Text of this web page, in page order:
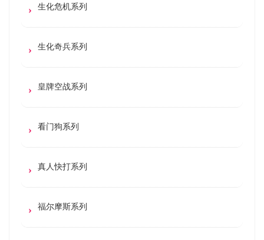
生化危机系列
生化奇兵系列
皇牌空战系列
看门狗系列
真人快打系列
福尔摩斯系列